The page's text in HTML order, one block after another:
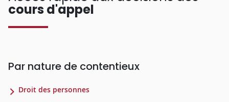
cours d'appel
Par nature de contentieux
Droit des personnes